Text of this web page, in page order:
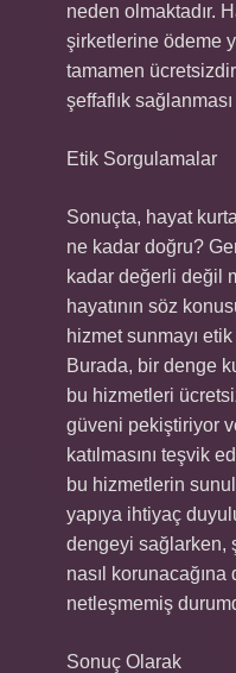
neden olmaktadır.
şirketlerine ödeme
tamamen
şeffaflık
Etik Sorgulamalar
Sonuçta, hayat
ne kadar doğru?
kadar değerli değil
hayatının söz
hizmet sunmayı
Burada, bir denge
bu hizmetleri
güveni pekiştiriyor
katılmasını teşvik
bu hizmetlerin
yapıya ihtiyaç
dengeyi sağlarken,
nasıl
netleşmemiş
Sonuç Olarak